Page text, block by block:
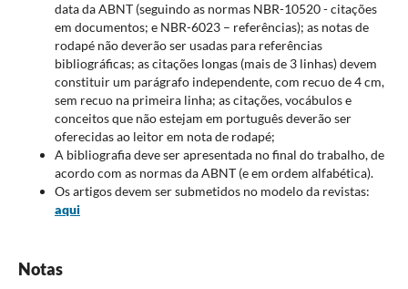
data da ABNT (seguindo as normas NBR-10520 - citações
em documentos; e NBR-6023 – referências); as notas de
rodapé não deverão ser usadas para referências
bibliográficas; as citações longas (mais de 3 linhas) devem
constituir um parágrafo independente, com recuo de 4 cm,
sem recuo na primeira linha; as citações, vocábulos e
conceitos que não estejam em português deverão ser
oferecidas ao leitor em nota de rodapé;
A bibliografia deve ser apresentada no final do trabalho, de
acordo com as normas da ABNT (e em ordem alfabética).
Os artigos devem ser submetidos no modelo da revistas:
aqui
Notas